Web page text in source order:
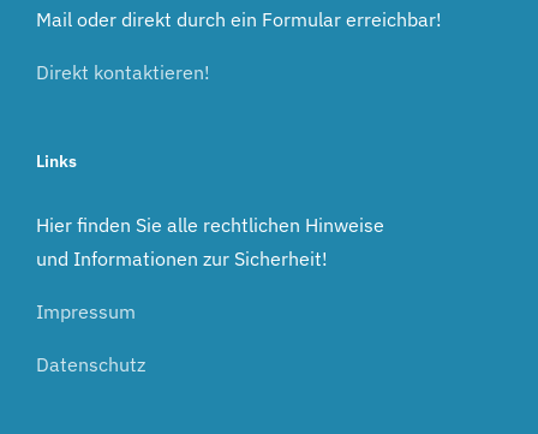
Mail oder direkt durch ein Formular erreichbar!
Direkt kontaktieren!
Links
Hier finden Sie alle rechtlichen Hinweise
und Informationen zur Sicherheit!
Impressum
Datenschutz